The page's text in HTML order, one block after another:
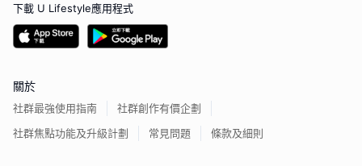
下載 U Lifestyle應用程式
關於
社群最強使用指南
社群創作有價企劃
社群焦點功能及升級計劃
常見問題 條款及細則